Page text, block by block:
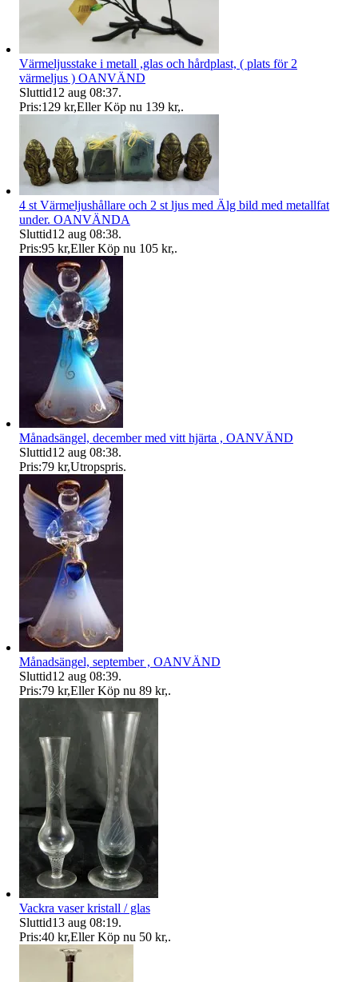
Värmeljusstake i metall ,glas och hårdplast, ( plats för 2
värmeljus ) OANVÄND
Sluttid12 aug 08:37.
Pris:129 kr,Eller Köp nu 139 kr,.
4 st Värmeljushållare och 2 st ljus med Älg bild med metallfat
under. OANVÄNDA
Sluttid12 aug 08:38.
Pris:95 kr,Eller Köp nu 105 kr,.
Månadsängel, december med vitt hjärta , OANVÄND
Sluttid12 aug 08:38.
Pris:79 kr,Utropspris.
Månadsängel, september , OANVÄND
Sluttid12 aug 08:39.
Pris:79 kr,Eller Köp nu 89 kr,.
Vackra vaser kristall / glas
Sluttid13 aug 08:19.
Pris:40 kr,Eller Köp nu 50 kr,.